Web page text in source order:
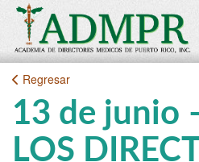
Regresar
13 de junio
LOS